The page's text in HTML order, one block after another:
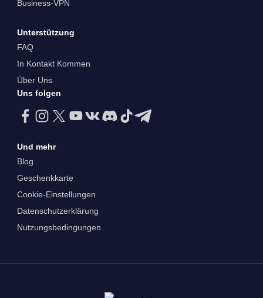
Business-VPN
Unterstützung
FAQ
In Kontakt Kommen
Über Uns
Uns folgen
Und mehr
Blog
Geschenkkarte
Cookie-Einstellungen
Datenschutzerklärung
Nutzungsbedingungen